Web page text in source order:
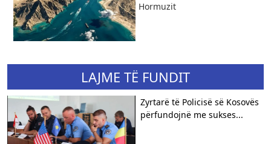
Hormuzit
LAJME TË FUNDIT
Zyrtarë të Policisë së Kosovës
përfundojnë me sukses...